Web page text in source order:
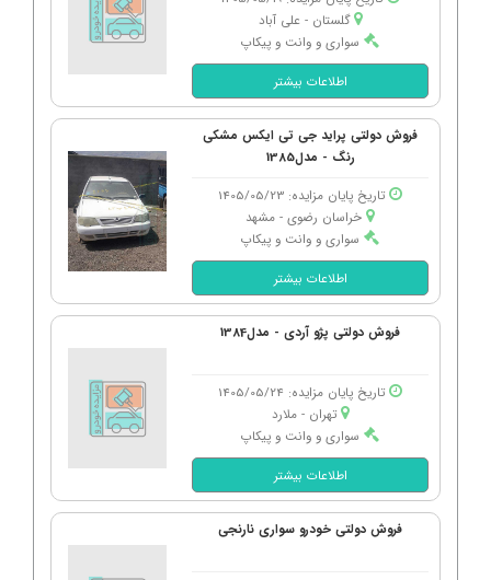
گلستان - علی آباد
سواری و وانت و پیکاپ
اطلاعات بیشتر
فروش دولتی پراید جی تی ایکس مشکی
رنگ - مدل1385
تاریخ پایان مزایده: 1405/05/23
خراسان رضوی - مشهد
سواری و وانت و پیکاپ
اطلاعات بیشتر
فروش دولتی پژو آردی - مدل1384
تاریخ پایان مزایده: 1405/05/24
تهران - ملارد
سواری و وانت و پیکاپ
اطلاعات بیشتر
فروش دولتی خودرو سواری نارنجی